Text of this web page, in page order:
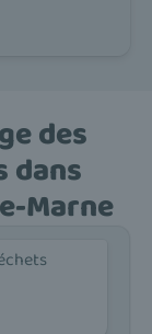
des
dans
Marne